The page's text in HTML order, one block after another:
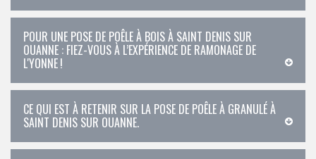
POUR UNE POSE DE POÊLE À BOIS À SAINT DENIS SUR
OUANNE : FIEZ-VOUS À L’EXPÉRIENCE DE RAMONAGE DE
L'YONNE !
CE QUI EST À RETENIR SUR LA POSE DE POÊLE À GRANULÉ À
SAINT DENIS SUR OUANNE.